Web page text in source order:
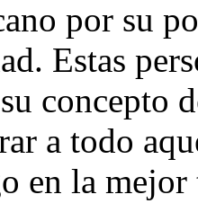
por su
Estas
concepto
a todo
en la